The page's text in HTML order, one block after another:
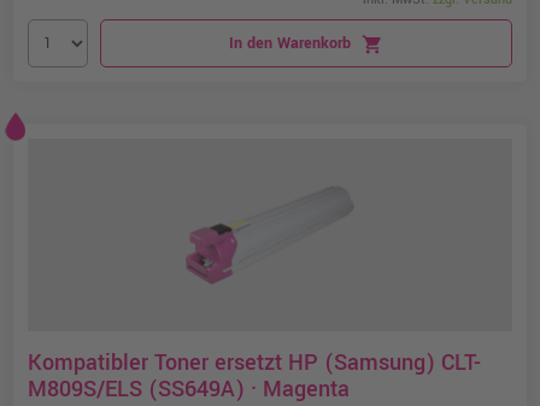
In den Warenkorb shopping_cart
Kompatibler Toner ersetzt HP (Samsung) CLT-
M809S/ELS (SS649A) · Magenta